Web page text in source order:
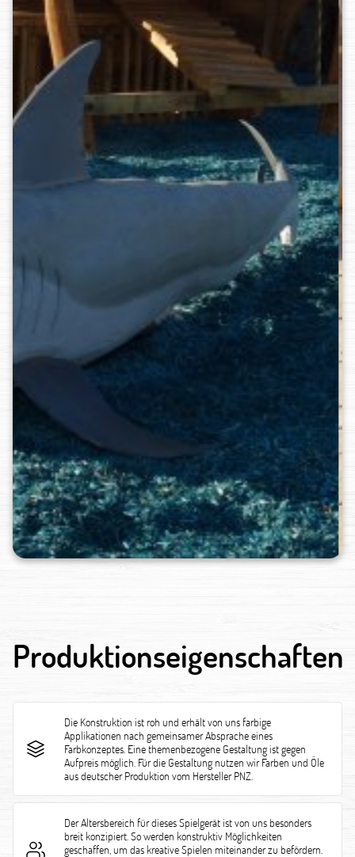
Produktionseigenschaften
Die Konstruktion ist roh und erhält von uns farbige
Applikationen nach gemeinsamer Absprache eines
Farbkonzeptes. Eine themenbezogene Gestaltung ist gegen
Aufpreis möglich. Für die Gestaltung nutzen wir Farben und Öle
aus deutscher Produktion vom Hersteller PNZ.
Der Altersbereich für dieses Spielgerät ist von uns besonders
breit konzipiert. So werden konstruktiv Möglichkeiten
geschaffen, um das kreative Spielen miteinander zu befördern.